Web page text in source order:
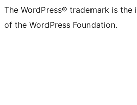
The WordPress® trademark is
of the WordPress Foundation.